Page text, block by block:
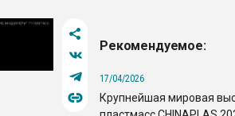
Рекомендуемое:
17/04/2026
Крупнейшая мировая